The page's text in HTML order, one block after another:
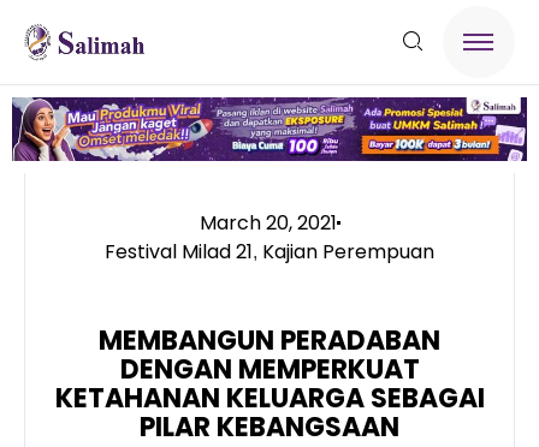
March 20, 2021
Festival Milad 21, Kajian Perempuan
MEMBANGUN PERADABAN
DENGAN MEMPERKUAT
KETAHANAN KELUARGA SEBAGAI
PILAR KEBANGSAAN